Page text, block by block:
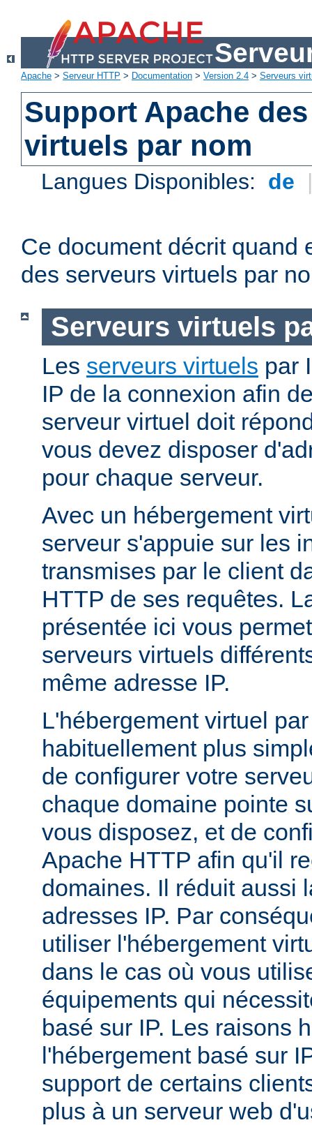
Apache > Serveur HTTP > Documentation > Version 2.4 > Serveurs
Support Apache
virtuels par nom
Langues Disponibles: de
Ce document décrit quand
des serveurs virtuels par
Serveurs virtuels
Les serveurs virtuels par
IP de la connexion afin
serveur virtuel doit
vous devez disposer
pour chaque serveur.
Avec un hébergement
serveur s'appuie sur les
transmises par le client
HTTP de ses requêtes.
présentée ici vous
serveurs virtuels
même adresse IP.
L'hébergement virtuel
habituellement plus
de configurer votre
chaque domaine pointe
vous disposez, et de
Apache HTTP afin qu'il
domaines. Il réduit aussi
adresses IP. Par
utiliser l'hébergement
dans le cas où vous
équipements qui
basé sur IP. Les raisons
l'hébergement basé sur
support de certains
plus à un serveur web